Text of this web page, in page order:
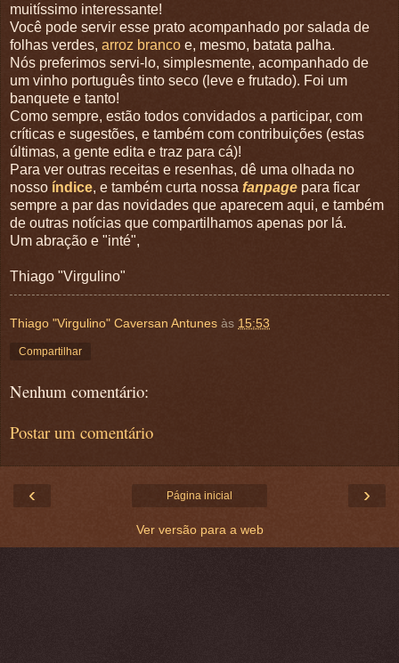
muitíssimo interessante!
Você pode servir esse prato acompanhado por salada de
folhas verdes, arroz branco e, mesmo, batata palha.
Nós preferimos servi-lo, simplesmente, acompanhado de
um vinho português tinto seco (leve e frutado). Foi um
banquete e tanto!
Como sempre, estão todos convidados a participar, com
críticas e sugestões, e também com contribuições (estas
últimas, a gente edita e traz para cá)!
Para ver outras receitas e resenhas, dê uma olhada no
nosso índice, e também curta nossa fanpage para ficar
sempre a par das novidades que aparecem aqui, e também
de outras notícias que compartilhamos apenas por lá.
Um abração e "inté",
Thiago "Virgulino"
Thiago "Virgulino" Caversan Antunes às 15:53
Compartilhar
Nenhum comentário:
Postar um comentário
‹ ›
Página inicial
Ver versão para a web